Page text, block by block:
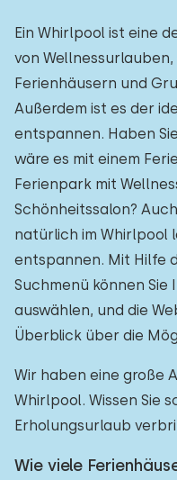
Ein Whirlpool ist eine
von Wellnessurlauben,
Ferienhäusern und
Außerdem ist es der
entspannen. Haben
wäre es mit einem
Ferienpark mit
Schönheitssalon?
natürlich im Whirlpool
entspannen. Mit Hilfe
Suchmenü können
auswählen, und die
Überblick über die
Wir haben eine große
Whirlpool. Wissen Sie
Erholungsurlaub
Wie viele